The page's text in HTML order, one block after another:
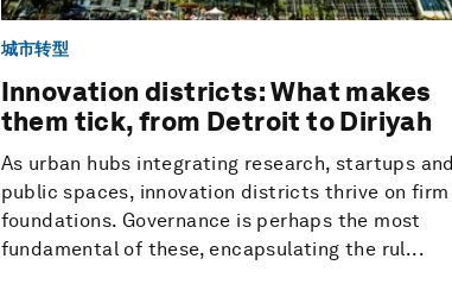
城市转型
Innovation districts: What makes
them tick, from Detroit to Diriyah
As urban hubs integrating research, startups and
public spaces, innovation districts thrive on firm
foundations. Governance is perhaps the most
fundamental of these, encapsulating the rul...